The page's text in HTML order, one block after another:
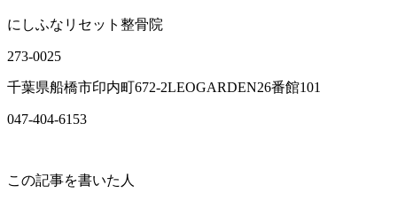
にしふなリセット整骨院
273-0025
千葉県船橋市印内町672-2LEOGARDEN26番館101
047-404-6153
この記事を書いた人